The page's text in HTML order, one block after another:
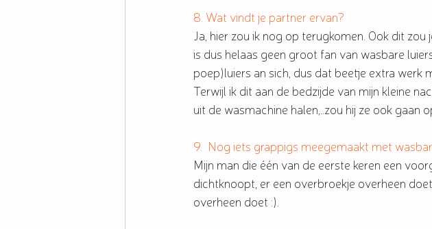
8. Wat vindt je partner ervan?
Ja, hier zou ik nog op terugkomen. Ook dit
is dus helaas geen groot fan van wasbare
poep)luiers an sich, dus dat beetje extra werk
Terwijl ik dit aan de bedzijde van mijn kleine
uit de wasmachine halen,..zou hij ze ook gaan
9.  Nog iets grappigs meegemaakt met
Mijn man die één van de eerste keren een
dichtknoopt, er een overbroekje overheen
overheen doet :).